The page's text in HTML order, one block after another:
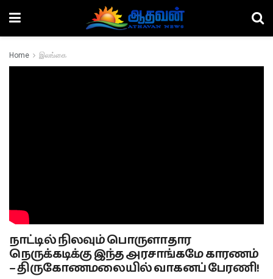
Home இலங்கை
நாட்டில் நிலவும் பொருளாதார
நெருக்கடிக்கு இந்த அரசாங்கமே காரணம்
– திருகோணமலையில் வாகனப் பேரணி!